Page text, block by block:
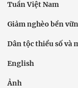
Tuần Việt Nam
Giảm nghèo bền
Dân tộc thiểu số và
English
Ảnh